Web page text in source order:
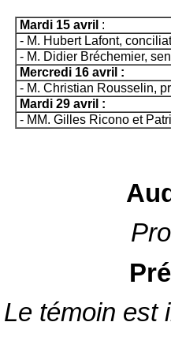
Mardi 15 avril :
- M. Hubert Lafont,
- M. Didier Bréchemier,
Mercredi 16 avril :
- M. Christian Rousselin,
Mardi 29 avril :
- MM. Gilles Ricono et
Le témoin est